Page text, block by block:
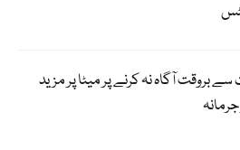
بروقت آگاہ نہ کرنے پر میٹا پر مزید